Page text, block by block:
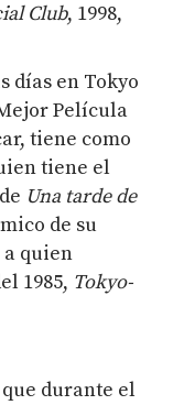
Club, 1998,
días en Tokyo
Película
tiene como
tiene el
Una tarde de
de su
a quien
1985, Tokyo-
durante el